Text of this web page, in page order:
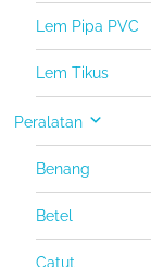
Lem Pipa PVC
Lem Tikus
Peralatan
Benang
Betel
Catut